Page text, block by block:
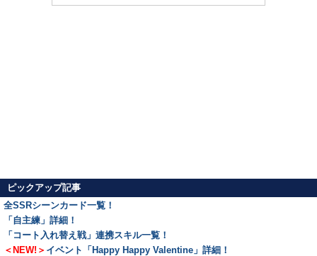
ピックアップ記事
全SSRシーンカード一覧！
「自主練」詳細！
「コート入れ替え戦」連携スキル一覧！
＜NEW!＞ イベント「Happy Happy Valentine」詳細！